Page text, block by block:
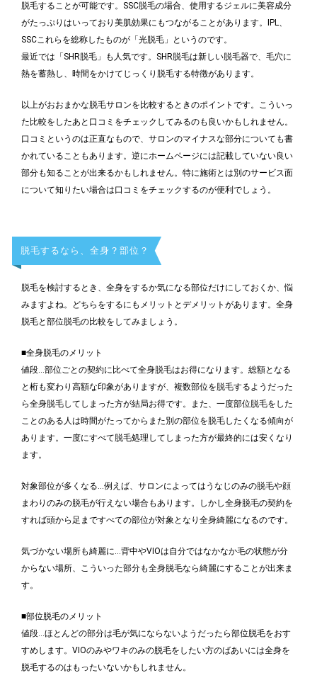
脱毛することが可能です。SSC脱毛の場合、使用するジェルに美容成分
がたっぷりはいっており美肌効果にもつながることがあります。IPL、
SSCこれらを総称したものが「光脱毛」というのです。
最近では「SHR脱毛」も人気です。SHR脱毛は新しい脱毛器で、毛穴に
熱を蓄熱し、時間をかけてじっくり脱毛する特徴があります。
以上がおおまかな脱毛サロンを比較するときのポイントです。こういっ
た比較をしたあと口コミをチェックしてみるのも良いかもしれません。
口コミというのは正直なもので、サロンのマイナスな部分についても書
かれていることもあります。逆にホームページには記載していない良い
部分も知ることが出来るかもしれません。特に施術とは別のサービス面
について知りたい場合は口コミをチェックするのが便利でしょう。
脱毛するなら、全身？部位？
脱毛を検討するとき、全身をするか気になる部位だけにしておくか、悩
みますよね。どちらをするにもメリットとデメリットがあります。全身
脱毛と部位脱毛の比較をしてみましょう。
■全身脱毛のメリット
値段…部位ごとの契約に比べて全身脱毛はお得になります。総額となる
と桁も変わり高額な印象がありますが、複数部位を脱毛するようだった
ら全身脱毛してしまった方が結局お得です。また、一度部位脱毛をした
ことのある人は時間がたってからまた別の部位を脱毛したくなる傾向が
あります。一度にすべて脱毛処理してしまった方が最終的には安くなり
ます。
対象部位が多くなる…例えば、サロンによってはうなじのみの脱毛や顔
まわりのみの脱毛が行えない場合もあります。しかし全身脱毛の契約を
すれば頭から足まですべての部位が対象となり全身綺麗になるのです。
気づかない場所も綺麗に…背中やVIOは自分ではなかなか毛の状態が分
からない場所、こういった部分も全身脱毛なら綺麗にすることが出来ま
す。
■部位脱毛のメリット
値段…ほとんどの部分は毛が気にならないようだったら部位脱毛をおす
すめします。VIOのみやワキのみの脱毛をしたい方のばあいには全身を
脱毛するのはもったいないかもしれません。